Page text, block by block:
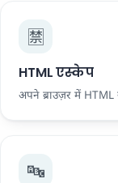
🈲
HTML एस्केप
अपने ब्राउज़र में
🔤